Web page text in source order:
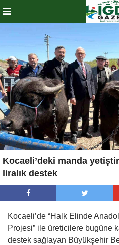
Kocaeli’deki manda
liralık destek
Kocaeli’de “Halk Elinde
Projesi” ile üreticilere bugüne
destek sağlayan Büyükşehir